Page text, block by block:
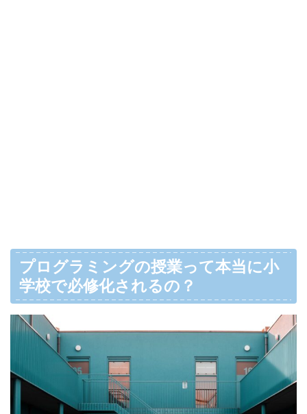
プログラミングの授業って本当に小
学校で必修化されるの？